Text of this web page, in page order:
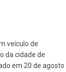
veículo de
da cidade de
em 20 de agosto